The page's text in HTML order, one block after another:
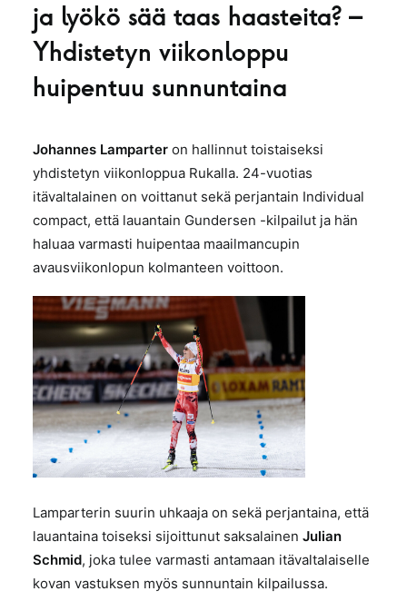
ja lyökö sää taas haasteita? –
Yhdistetyn viikonloppu
huipentuu sunnuntaina
Johannes Lamparter on hallinnut toistaiseksi
yhdistetyn viikonloppua Rukalla. 24-vuotias
itävaltalainen on voittanut sekä perjantain Individual
compact, että lauantain Gundersen -kilpailut ja hän
haluaa varmasti huipentaa maailmancupin
avausviikonlopun kolmanteen voittoon.
Lamparterin suurin uhkaaja on sekä perjantaina, että
lauantaina toiseksi sijoittunut saksalainen Julian
Schmid, joka tulee varmasti antamaan itävaltalaiselle
kovan vastuksen myös sunnuntain kilpailussa.